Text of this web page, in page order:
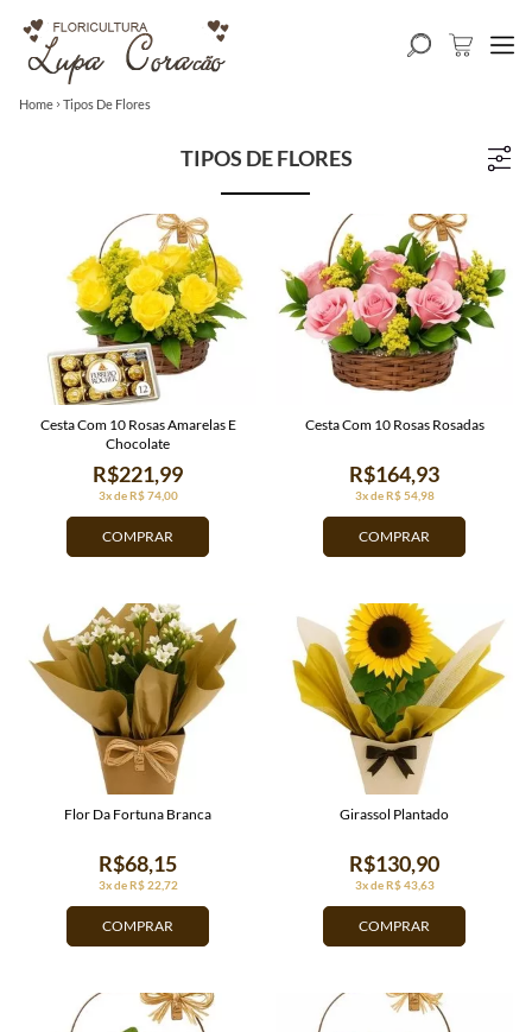
Home Tipos De Flores
TIPOS DE FLORES
COMPRAR
3x de R$ 74,00
R$221,99
Cesta Com 10 Rosas Amarelas E
Chocolate
COMPRAR
3x de R$ 54,98
R$164,93
Cesta Com 10 Rosas Rosadas
COMPRAR
3x de R$ 22,72
R$68,15
Flor Da Fortuna Branca
COMPRAR
3x de R$ 43,63
R$130,90
Girassol Plantado